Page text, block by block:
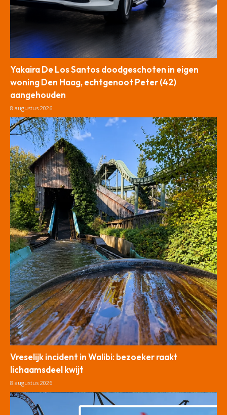
Yakaira De Los Santos doodgeschoten in eigen
woning Den Haag, echtgenoot Peter (42)
aangehouden
8 augustus 2026
Vreselijk incident in Walibi: bezoeker raakt
lichaamsdeel kwijt
8 augustus 2026